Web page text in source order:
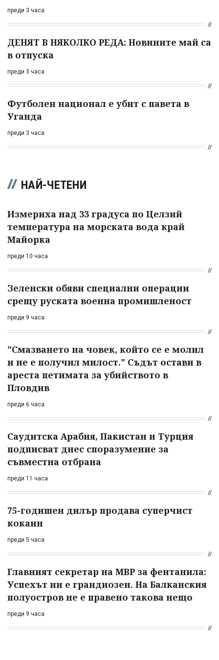
преди 3 часа
ДЕНЯТ В НЯКОЛКО РЕДА: Новините май са
в отпуска
преди 3 часа
Футболен национал е убит с павета в
Уганда
преди 3 часа
НАЙ-ЧЕТЕНИ
Измериха над 33 градуса по Целзий
температура на морската вода край
Майорка
преди 10 часа
Зеленски обяви специални операции
срещу руската военна промишленост
преди 9 часа
"Смазването на човек, който се е молил
и не е получил милост." Съдът остави в
ареста петимата за убийството в
Пловдив
преди 6 часа
Саудитска Арабия, Пакистан и Турция
подписват днес споразумение за
съвместна отбрана
преди 11 часа
75-годишен дилър продава суперчист
кокаин
преди 5 часа
Главният секретар на МВР за фентанила:
Успехът ни е грандиозен. На Балканския
полуостров не е правено такова нещо
преди 9 часа